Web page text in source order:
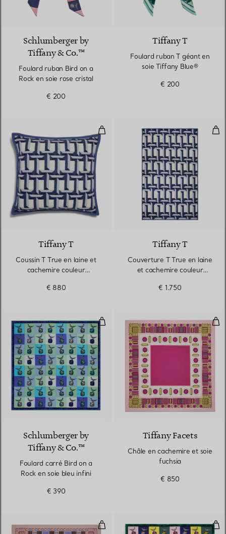
3 Couleurs
Schlumberger by
Tiffany & Co.™
Foulard ruban Bird on a
Rock en soie rose cristal
€ 200
Tiffany T
Foulard ruban T géant en
soie Tiffany Blue®
€ 200
Coussin T True en laine et
3 Couleurs
Tiffany T
Coussin T True en laine et
cachemire couleur
€ 880
Tiffany T
Couverture T True en laine
et cachemire couleur
€ 1.750
Foulard carré Bird on a Rock en
3 Couleurs
Schlumberger by
Tiffany & Co.™
Foulard carré Bird on a
Rock en soie bleu infini
€ 390
Tiffany Facets
Châle en cachemire et soie
fuchsia
€ 850
Châle en cachemire et soie